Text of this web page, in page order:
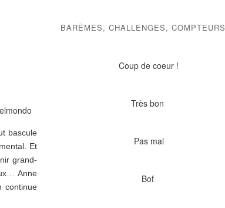
bascule
Et
grand-
Anne
continue
BARÈMES, CHALLENGES, COMPTEURS
Coup de coeur !
Très bon
Pas mal
Bof